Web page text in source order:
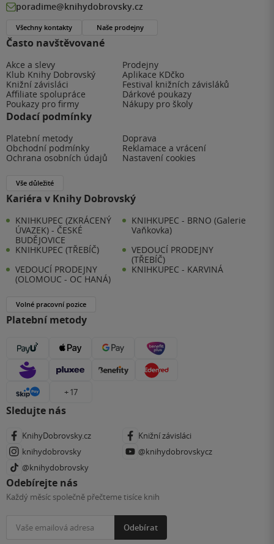
Často navštěvované
Akce a slevy
Prodejny
Klub Knihy Dobrovský
Aplikace KDčko
Knižní závisláci
Festival knižních závisláků
Affiliate spolupráce
Dárkové poukazy
Poukazy pro firmy
Nákupy pro školy
Dodací podmínky
Platební metody
Doprava
Obchodní podmínky
Reklamace a vrácení
Ochrana osobních údajů
Nastavení cookies
Vše důležité
Kariéra v Knihy Dobrovský
KNIHKUPEC (ZKRÁCENÝ
ÚVAZEK) - ČESKÉ
BUDĚJOVICE
KNIHKUPEC - BRNO (Galerie
Vaňkovka)
KNIHKUPEC (TŘEBÍČ)
VEDOUCÍ PRODEJNY
(TŘEBÍČ)
VEDOUCÍ PRODEJNY
(OLOMOUC - OC HANÁ)
KNIHKUPEC - KARVINÁ
Volné pracovní pozice
Platební metody
+ 17
Sledujte nás
KnihyDobrovsky.cz
Knižní závisláci
knihydobrovsky
@knihydobrovskycz
@knihydobrovsky
Odebírejte nás
Každý měsíc společně přečteme tisíce knih
Odebírat
poradime@knihydobrovsky.cz
Všechny kontakty Naše prodejny